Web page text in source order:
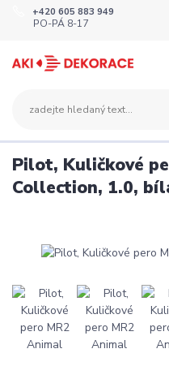
+420 605 883 949
PO-PÁ 8-17
Pilot, Kuličkové
Collection, 1.0,